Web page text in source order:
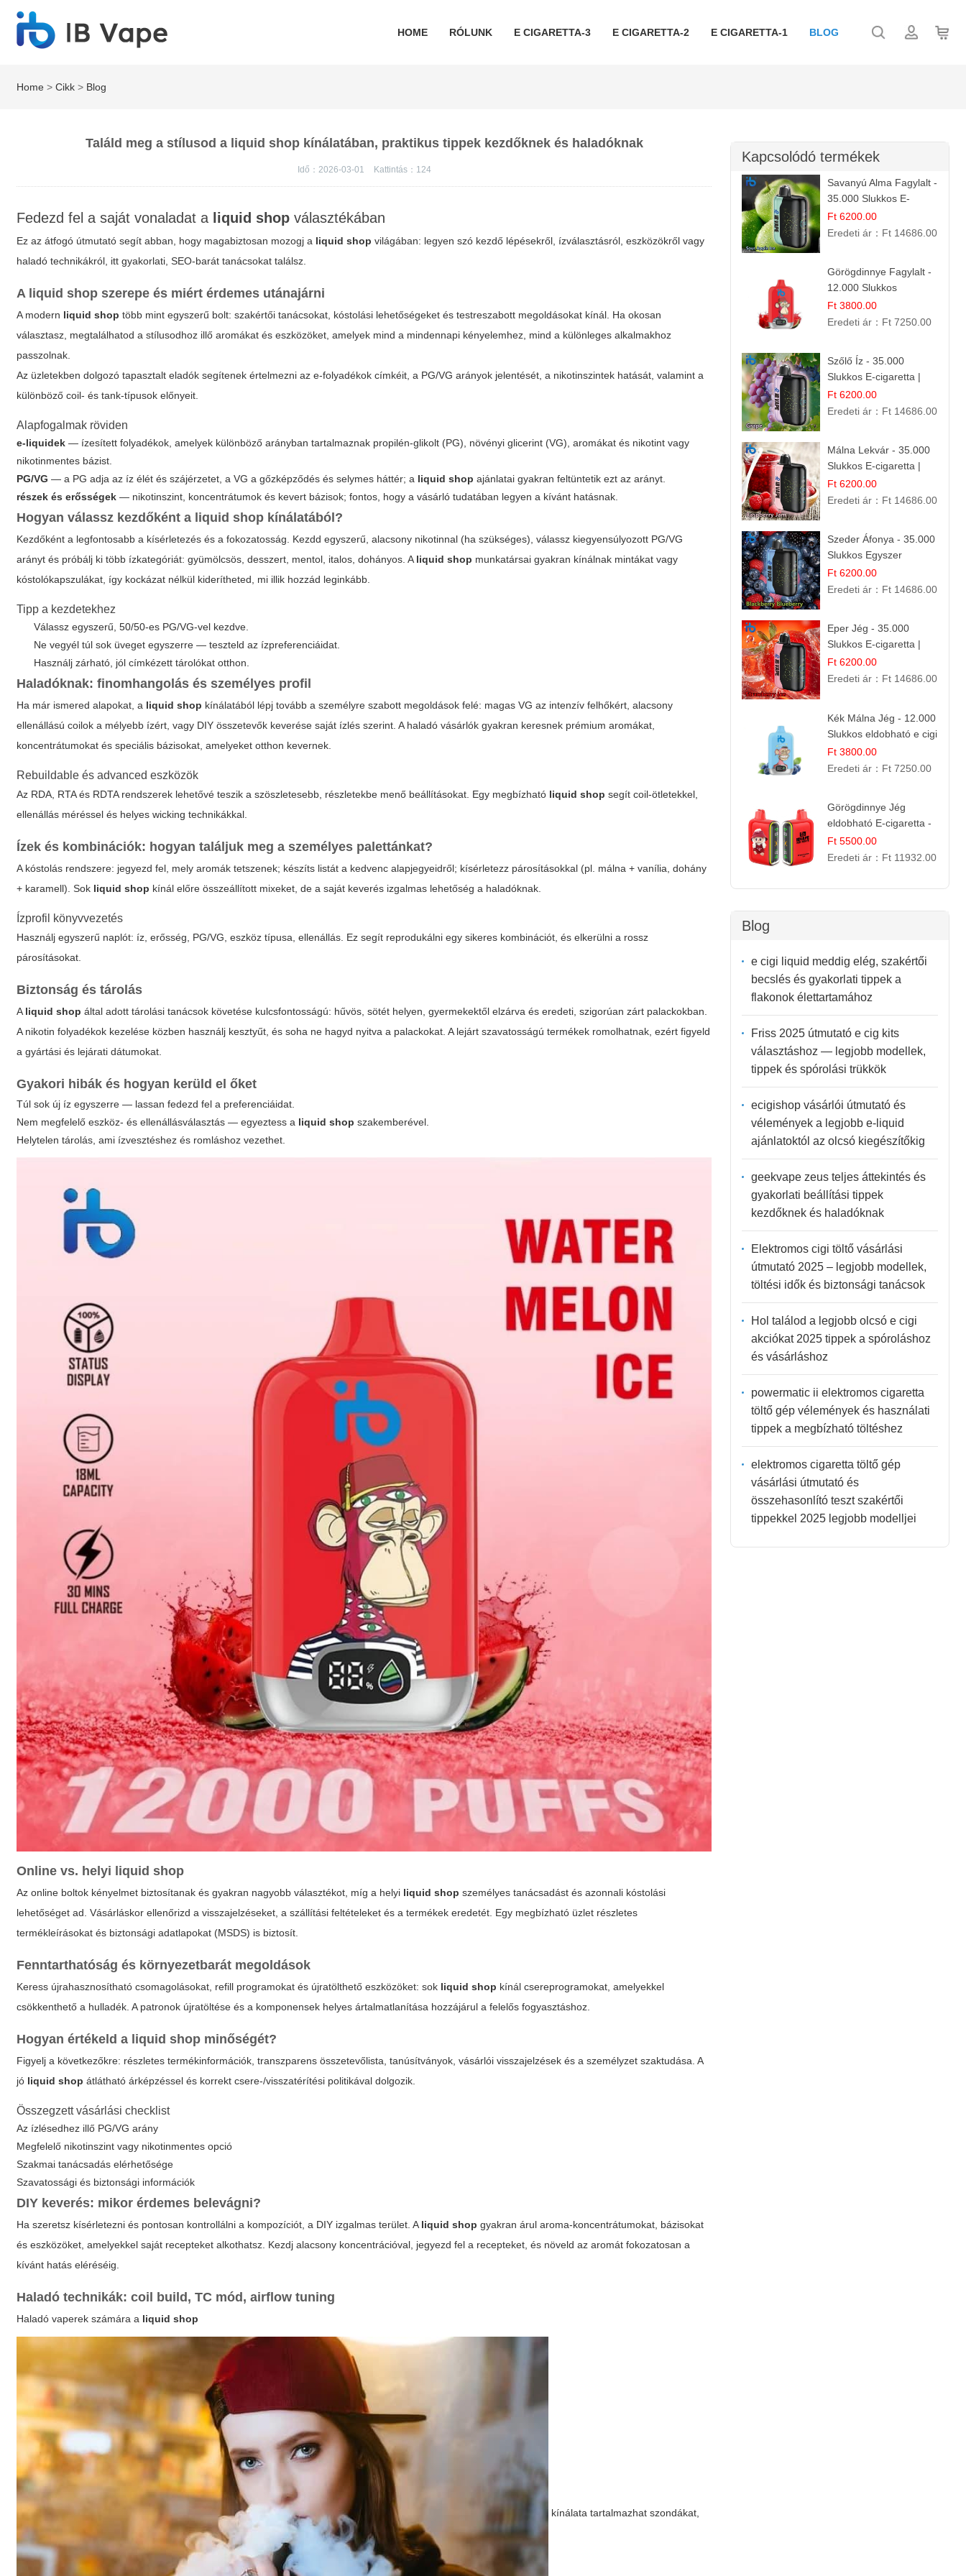
HOME RÓLUNK E CIGARETTA-3 E CIGARETTA-2 E CIGARETTA-1 BLOG
Home >Cikk > Blog
Találd meg a stílusod a liquid shop kínálatában, praktikus tippek kezdőknek és haladóknak
Idő：2026-03-01 Kattintás： 124
Fedezd fel a saját vonaladat a liquid shop választékában
Ez az átfogó útmutató segít abban, hogy magabiztosan mozogj a liquid shop világában: legyen szó kezdő lépésekről, ízválasztásról, eszközökről vagy
haladó technikákról, itt gyakorlati, SEO-barát tanácsokat találsz.
A liquid shop szerepe és miért érdemes utánajárni
A modern liquid shop több mint egyszerű bolt: szakértői tanácsokat, kóstolási lehetőségeket és testreszabott megoldásokat kínál. Ha okosan
választasz, megtalálhatod a stílusodhoz illő aromákat és eszközöket, amelyek mind a mindennapi kényelemhez, mind a különleges alkalmakhoz
passzolnak.
Az üzletekben dolgozó tapasztalt eladók segítenek értelmezni az e-folyadékok címkéit, a PG/VG arányok jelentését, a nikotinszintek hatását, valamint a
különböző coil- és tank-típusok előnyeit.
Alapfogalmak röviden
e-liquidek — ízesített folyadékok, amelyek különböző arányban tartalmaznak propilén-glikolt (PG), növényi glicerint (VG), aromákat és nikotint vagy
nikotinmentes bázist.
PG/VG — a PG adja az íz élét és szájérzetet, a VG a gőzképződés és selymes háttér; a liquid shop ajánlatai gyakran feltüntetik ezt az arányt.
részek és erősségek — nikotinszint, koncentrátumok és kevert bázisok; fontos, hogy a vásárló tudatában legyen a kívánt hatásnak.
Hogyan válassz kezdőként a liquid shop kínálatából?
Kezdőként a legfontosabb a kísérletezés és a fokozatosság. Kezdd egyszerű, alacsony nikotinnal (ha szükséges), válassz kiegyensúlyozott PG/VG
arányt és próbálj ki több ízkategóriát: gyümölcsös, desszert, mentol, italos, dohányos. A liquid shop munkatársai gyakran kínálnak mintákat vagy
kóstolókapszulákat, így kockázat nélkül kiderítheted, mi illik hozzád leginkább.
Tipp a kezdetekhez
Válassz egyszerű, 50/50-es PG/VG-vel kezdve.
Ne vegyél túl sok üveget egyszerre — teszteld az ízpreferenciáidat.
Használj zárható, jól címkézett tárolókat otthon.
Haladóknak: finomhangolás és személyes profil
Ha már ismered alapokat, a liquid shop kínálatából lépj tovább a személyre szabott megoldások felé: magas VG az intenzív felhőkért, alacsony
ellenállású coilok a mélyebb ízért, vagy DIY összetevők keverése saját ízlés szerint. A haladó vásárlók gyakran keresnek prémium aromákat,
koncentrátumokat és speciális bázisokat, amelyeket otthon kevernek.
Rebuildable és advanced eszközök
Az RDA, RTA és RDTA rendszerek lehetővé teszik a szöszletesebb, részletekbe menő beállításokat. Egy megbízható liquid shop segít coil-ötletekkel,
ellenállás méréssel és helyes wicking technikákkal.
Ízek és kombinációk: hogyan találjuk meg a személyes palettánkat?
A kóstolás rendszere: jegyezd fel, mely aromák tetszenek; készíts listát a kedvenc alapjegyeidről; kísérletezz párosításokkal (pl. málna + vanília, dohány
+ karamell). Sok liquid shop kínál előre összeállított mixeket, de a saját keverés izgalmas lehetőség a haladóknak.
Ízprofil könyvvezetés
Használj egyszerű naplót: íz, erősség, PG/VG, eszköz típusa, ellenállás. Ez segít reprodukálni egy sikeres kombinációt, és elkerülni a rossz
párosításokat.
Biztonság és tárolás
A liquid shop által adott tárolási tanácsok követése kulcsfontosságú: hűvös, sötét helyen, gyermekektől elzárva és eredeti, szigorúan zárt palackokban.
A nikotin folyadékok kezelése közben használj kesztyűt, és soha ne hagyd nyitva a palackokat. A lejárt szavatosságú termékek romolhatnak, ezért figyeld
a gyártási és lejárati dátumokat.
Gyakori hibák és hogyan kerüld el őket
Túl sok új íz egyszerre — lassan fedezd fel a preferenciáidat.
Nem megfelelő eszköz- és ellenállásválasztás — egyeztess a liquid shop szakemberével.
Helytelen tárolás, ami ízvesztéshez és romláshoz vezethet.
Online vs. helyi liquid shop
Az online boltok kényelmet biztosítanak és gyakran nagyobb választékot, míg a helyi liquid shop személyes tanácsadást és azonnali kóstolási
lehetőséget ad. Vásárláskor ellenőrizd a visszajelzéseket, a szállítási feltételeket és a termékek eredetét. Egy megbízható üzlet részletes
termékleírásokat és biztonsági adatlapokat (MSDS) is biztosít.
Fenntarthatóság és környezetbarát megoldások
Keress újrahasznosítható csomagolásokat, refill programokat és újratölthető eszközöket: sok liquid shop kínál csereprogramokat, amelyekkel
csökkenthető a hulladék. A patronok újratöltése és a komponensek helyes ártalmatlanítása hozzájárul a felelős fogyasztáshoz.
Hogyan értékeld a liquid shop minőségét?
Figyelj a következőkre: részletes termékinformációk, transzparens összetevőlista, tanúsítványok, vásárlói visszajelzések és a személyzet szaktudása. A
jó liquid shop átlátható árképzéssel és korrekt csere-/visszatérítési politikával dolgozik.
Összegzett vásárlási checklist
Az ízlésedhez illő PG/VG arány
Megfelelő nikotinszint vagy nikotinmentes opció
Szakmai tanácsadás elérhetősége
Szavatossági és biztonsági információk
DIY keverés: mikor érdemes belevágni?
Ha szeretsz kísérletezni és pontosan kontrollálni a kompozíciót, a DIY izgalmas terület. Aliquid shop gyakran árul aroma-koncentrátumokat, bázisokat
és eszközöket, amelyekkel saját recepteket alkothatsz. Kezdj alacsony koncentrációval, jegyezd fel a recepteket, és növeld az aromát fokozatosan a
kívánt hatás eléréséig.
Haladó technikák: coil build, TC mód, airflow tuning
Haladó vaperek számára a liquid shop
kínálata tartalmazhat szondákat,
Kapcsolódó termékek
Savanyú Alma Fagylalt -
35.000 Slukkos E-
cigaretta | IBVape Bar
Ft 6200.00
Eredeti ár： Ft 14686.00
Görögdinnye Fagylalt -
12.000 Slukkos
eldobható e-Cigaretta
Ft 3800.00
Eredeti ár： Ft 7250.00
Szőlő Íz - 35.000
Slukkos E-cigaretta |
Friss Gyümölcs Aroma
Ft 6200.00
Eredeti ár： Ft 14686.00
Málna Lekvár - 35.000
Slukkos E-cigaretta |
IBVape Bar Édes
Gyümölcs Íz
Ft 6200.00
Eredeti ár： Ft 14686.00
Szeder Áfonya - 35.000
Slukkos Egyszer
Használatos E-cigaretta
| Prémium Ízélmény
Ft 6200.00
Eredeti ár： Ft 14686.00
Eper Jég - 35.000
Slukkos E-cigaretta |
IBVape Bar
Ft 6200.00
Eredeti ár： Ft 14686.00
Kék Málna Jég - 12.000
Slukkos eldobható e cigi
| Frissítő Bogyós Íz
Ft 3800.00
Eredeti ár： Ft 7250.00
Görögdinnye Jég
eldobható E-cigaretta -
25.000 Slukk | Frissítő
Nyári Íz
Ft 5500.00
Eredeti ár： Ft 11932.00
Blog
e cigi liquid meddig elég, szakértői
becslés és gyakorlati tippek a
flakonok élettartamához
Friss 2025 útmutató e cig kits
választáshoz — legjobb modellek,
tippek és spórolási trükkök
ecigishop vásárlói útmutató és
vélemények a legjobb e-liquid
ajánlatoktól az olcsó kiegészítőkig
geekvape zeus teljes áttekintés és
gyakorlati beállítási tippek
kezdőknek és haladóknak
Elektromos cigi töltő vásárlási
útmutató 2025 – legjobb modellek,
töltési idők és biztonsági tanácsok
Hol találod a legjobb olcsó e cigi
akciókat 2025 tippek a spóroláshoz
és vásárláshoz
powermatic ii elektromos cigaretta
töltő gép vélemények és használati
tippek a megbízható töltéshez
elektromos cigaretta töltő gép
vásárlási útmutató és
összehasonlító teszt szakértői
tippekkel 2025 legjobb modelljei